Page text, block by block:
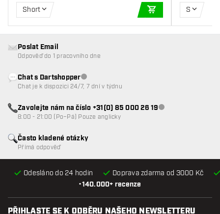
Short
PŘIDAT DO KOŠÍKU
S
•140.000+ recenze
Odesláno do 24 hodin Doprava zdarma od 3000 Kč
Často kladené otázky
Přímá odpověď
Poslat Email
Odpověď do 1 pracovního dne
Chat s DartshopperZákaznický servis nedostupný
Chat je k dispozici 24/7, 7 dní v týdnu
Zavolejte nám na číslo +31(0) 85 000 26 19Zákaznický servis
8:00 - 21:00 (Po–Pá) Pouze anglicky
PŘIHLASTE SE K ODBĚRU NAŠEHO NEWSLETTERU